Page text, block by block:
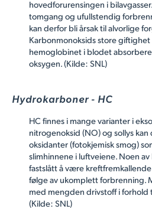
hovedforurensingen i
tomgang og ufullstendig
kan derfor bli årsak til alvorlige
Karbonmonoksids store giftighet
hemoglobinet i blodet
oksygen. (Kilde: SNL)
Hydrokarboner - HC
HC finnes i mange varianter i
nitrogenoksid (NO) og sollys
oksidanter (fotokjemisk smog)
slimhinnene i luftveiene. Noen
fastslått å være
følge av ukomplett forbrenning.
med mengden drivstoff i forhold
(Kilde: SNL)